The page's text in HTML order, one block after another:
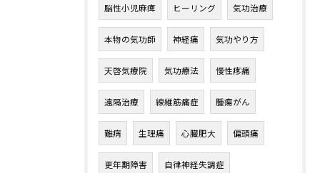
脳性小児麻痺 ヒーリング 気功治療
本物の気功師 神経痛 気功やり方
天啓気療院 気功療法 慢性疼痛
遠隔治療 線維筋痛症 腫瘍がん
難病 生理痛 心臓肥大 偏頭痛
更年期障害 自律神経失調症